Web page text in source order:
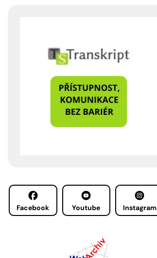
Facebook Youtube Instagram